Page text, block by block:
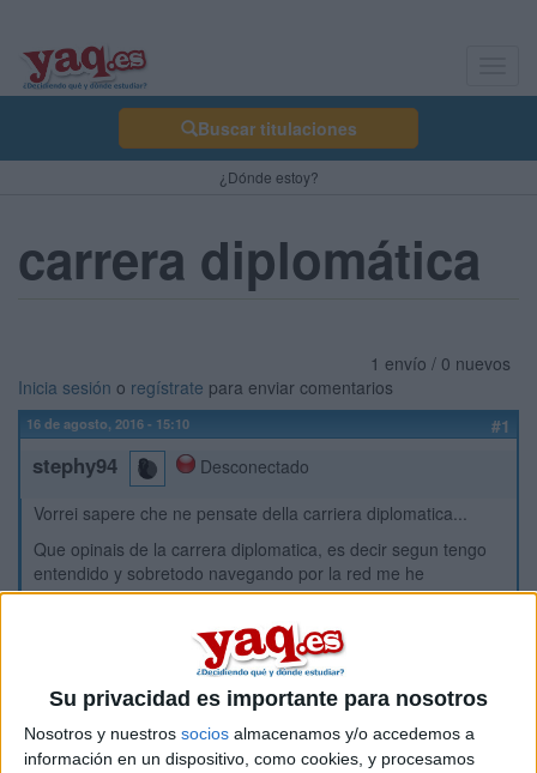
Su privacidad es importante para nosotros
Nosotros y nuestros socios almacenamos y/o accedemos a
información en un dispositivo, como cookies, y procesamos
Buscar titulaciones
¿Dónde estoy?
carrera diplomática
1 envío / 0 nuevos
Inicia sesión o regístrate para enviar comentarios
16 de agosto, 2016 - 15:10 #1
stephy94
Desconectado
Vorrei sapere che ne pensate della carriera diplomatica...
Que opinais de la carrera diplomatica, es decir segun tengo
entendido y sobretodo navegando por la red me he
encontrado con la abrumadora noticia la cual afirma que la
mayor parte de los diplomaticos son asumidos con malas
practicas como por ejemplo el nepotismo y la verdad que me
desamina mucho pero pienso que seguiré adelante... cual es
vuestra opinion al respecto? (perdonad los errores de
gramatica o acentos ya que vivo en el extranjero y mi teclado
no esta ajustado en lengua castellana)